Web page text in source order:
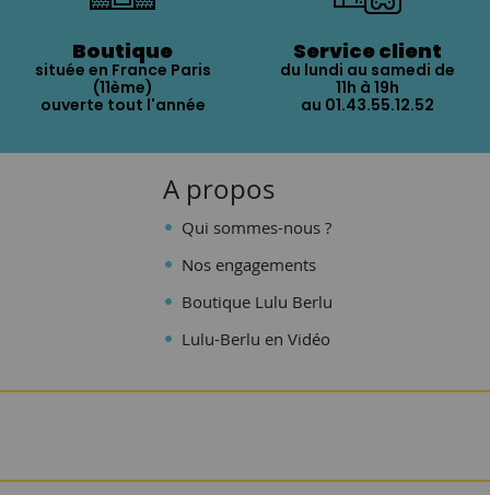
Boutique
située en France Paris
(11ème)
ouverte tout l'année
Service client
du lundi au samedi de
11h à 19h
au 01.43.55.12.52
A propos
Qui sommes-nous ?
Nos engagements
Boutique Lulu Berlu
Lulu-Berlu en Vidéo